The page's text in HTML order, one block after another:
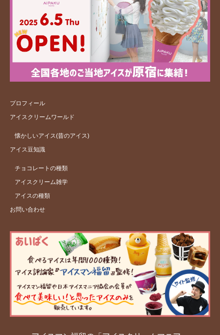
プロフィール
アイスクリームワールド
懐かしいアイス(昔のアイス)
アイス豆知識
チョコレートの種類
アイスクリーム雑学
アイスの種類
お問い合わせ